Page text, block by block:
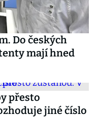
Do českých
mají hned
přesto
jiné číslo